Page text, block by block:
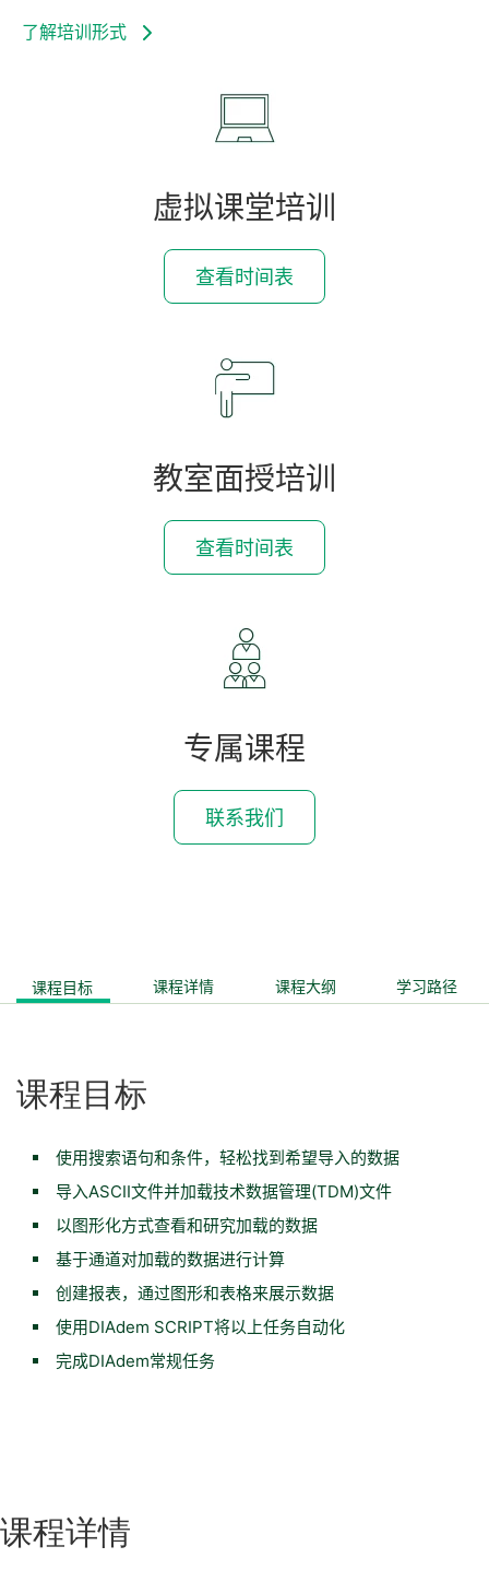
了解培训形式
虚拟课堂培训
查看时间表
教室面授培训
查看时间表
专属课程
联系我们
课程目标 课程详情 课程大纲 学习路径
课程目标
使用搜索语句和条件，轻松找到希望导入的数据
导入ASCII文件并加载技术数据管理(TDM)文件
以图形化方式查看和研究加载的数据
基于通道对加载的数据进行计算
创建报表，通过图形和表格来展示数据
使用DIAdem SCRIPT将以上任务自动化
完成DIAdem常规任务
课程详情